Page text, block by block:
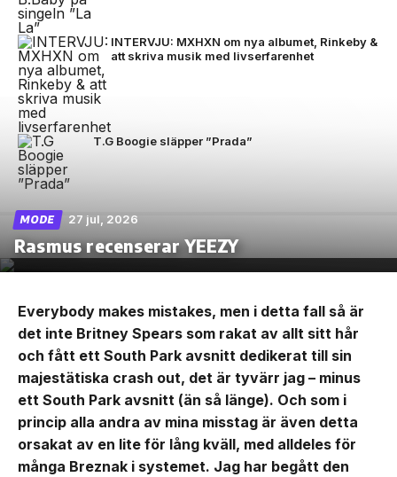
INTERVJU: MXHXN om nya albumet, Rinkeby &
att skriva musik med livserfarenhet
T.G Boogie släpper ”Prada”
MODE 27 jul, 2026
Rasmus recenserar YEEZY
Everybody makes mistakes, men i detta fall så är
det inte Britney Spears som rakat av allt sitt hår
och fått ett South Park avsnitt dedikerat till sin
majestätiska crash out, det är tyvärr jag – minus
ett South Park avsnitt (än så länge). Och som i
princip alla andra av mina misstag är även detta
orsakat av en lite för lång kväll, med alldeles för
många Breznak i systemet. Jag har begått den